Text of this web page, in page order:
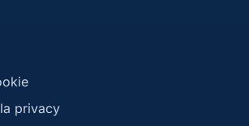
privacy